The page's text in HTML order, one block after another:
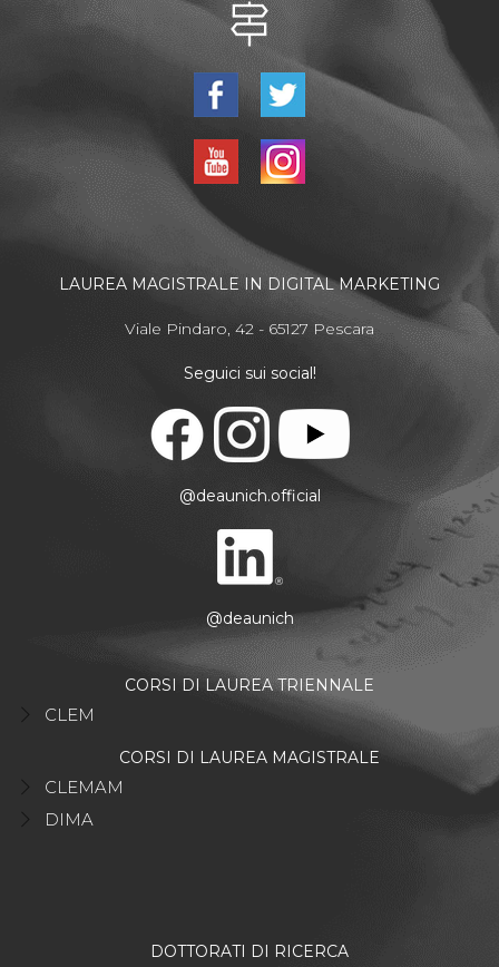
LAUREA MAGISTRALE IN DIGITAL MARKETING
Viale Pindaro, 42 - 65127 Pescara
Seguici sui social!
@deaunich.official
@deaunich
CORSI DI LAUREA TRIENNALE
CLEM
CORSI DI LAUREA MAGISTRALE
CLEMAM
DIMA
DOTTORATI DI RICERCA